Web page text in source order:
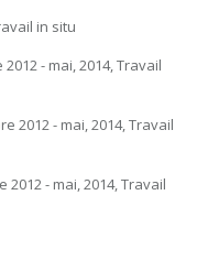
in situ
- mai, 2014, Travail
2012 - mai, 2014, Travail
- mai, 2014, Travail